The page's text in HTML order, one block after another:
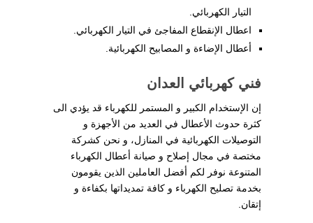
التيار الكهربائي.
اعطال الإنقطاع المفاجئ في التيار الكهربائي.
أعطال الإضاءة و المصابيح الكهربائية.
فني كهربائي العدان
إن الإستخدام الكبير و المستمر للكهرباء قد يؤدي الى
كثرة حدوث الأعطال في العديد من الأجهزة و
التوصيلات الكهربائية في المنازل، و نحن كشركة
مختصة في مجال إصلاح و صيانة أعطال الكهرباء
المتنوعة نوفر لكم أفضل العاملين الذين يقومون
بخدمة تصليح الكهرباء و كافة تمديداتها بكفاءة و
إتقان.